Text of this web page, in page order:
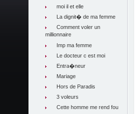
moi il et elle
La dignit� de ma femme
Comment voler un
millionnaire
Imp ma femme
Le docteur c est moi
Entra�neur
Mariage
Hors de Paradis
3 voleurs
Cette homme me rend fou